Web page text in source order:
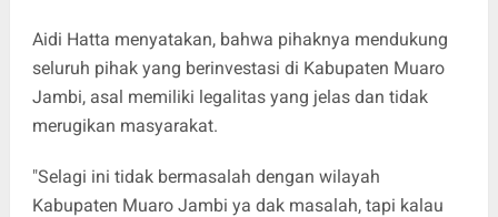
Aidi Hatta menyatakan, bahwa pihaknya mendukung
seluruh pihak yang berinvestasi di Kabupaten Muaro
Jambi, asal memiliki legalitas yang jelas dan tidak
merugikan masyarakat.
"Selagi ini tidak bermasalah dengan wilayah
Kabupaten Muaro Jambi ya dak masalah, tapi kalau